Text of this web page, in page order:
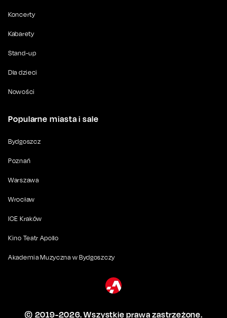
Koncerty
Kabarety
Stand-up
Dla dzieci
Nowości
Popularne miasta i sale
Bydgoszcz
Poznań
Warszawa
Wrocław
ICE Kraków
Kino Teatr Apollo
Akademia Muzyczna w Bydgoszczy
© 2019-2026. Wszystkie prawa zastrzeżone.